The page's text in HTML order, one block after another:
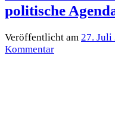
politische
Veröffentlicht am 27. Juli
Kommentar